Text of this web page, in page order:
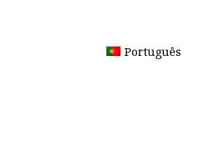
Português